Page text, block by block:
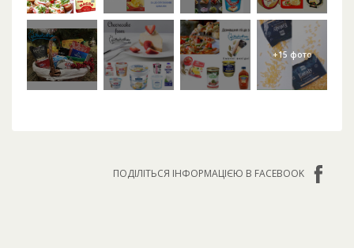
ПОДІЛІТЬСЯ ІНФОРМАЦІЄЮ В FACEBOOK